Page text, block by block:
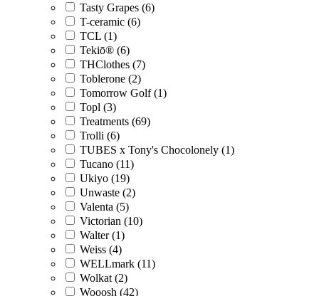
Tasty Grapes (6)
T-ceramic (6)
TCL (1)
Tekiō® (6)
THClothes (7)
Toblerone (2)
Tomorrow Golf (1)
Topl (3)
Treatments (69)
Trolli (6)
TUBES x Tony's Chocolonely (1)
Tucano (11)
Ukiyo (19)
Unwaste (2)
Valenta (5)
Victorian (10)
Walter (1)
Weiss (4)
WELLmark (11)
Wolkat (2)
Wooosh (42)